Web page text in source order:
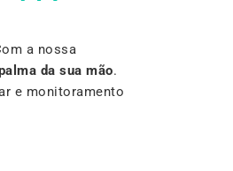
a nossa
da sua mão.
e monitoramento